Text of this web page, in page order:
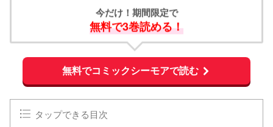
今だけ！期間限定で
無料で3巻読める！
無料でコミックシーモアで読む
タップできる目次